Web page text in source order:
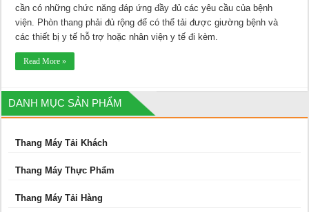
cần có những chức năng đáp ứng đầy đủ các yêu cầu của bệnh
viện. Phòn thang phải đủ rộng để có thể tải được giường bệnh và
các thiết bị y tế hỗ trợ hoặc nhân viện y tế đi kèm.
Read More »
DANH MỤC SẢN PHẨM
Thang Máy Tải Khách
Thang Máy Thực Phẩm
Thang Máy Tải Hàng